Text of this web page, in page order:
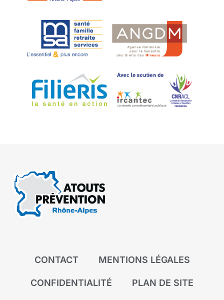
CONTACT MENTIONS LÉGALES
CONFIDENTIALITÉ PLAN DE SITE